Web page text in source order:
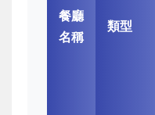
餐廳
名稱
類型